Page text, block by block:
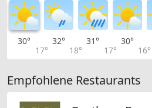
30°
17°
32°
18°
31°
17°
30°
16°
Empfohlene Restaurants